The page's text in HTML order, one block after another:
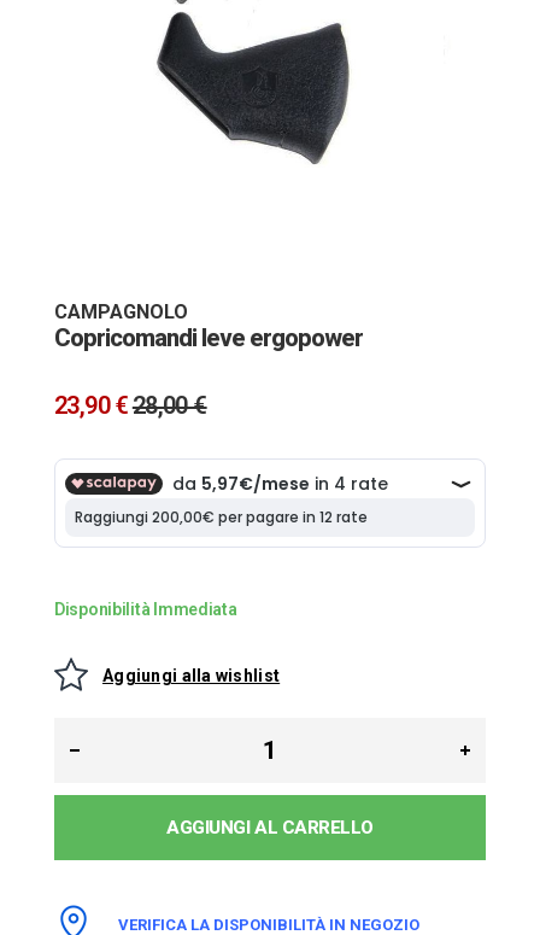
CAMPAGNOLO
Copricomandi leve ergopower
23,90 €28,00 €
Disponibilità Immediata
Aggiungi alla wishlist
AGGIUNGI AL CARRELLO
VERIFICA LA DISPONIBILITÀ IN NEGOZIO
galleria
di
immagini